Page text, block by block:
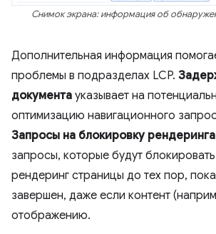
Снимок экрана: информация об
Дополнительная информация
проблемы в подразделах LCP.
документа указывает на
оптимизацию навигационного
Запросы на блокировку рендеринга
запросы, которые будут
рендеринг страницы до тех пор,
завершен, даже если контент
отображению.